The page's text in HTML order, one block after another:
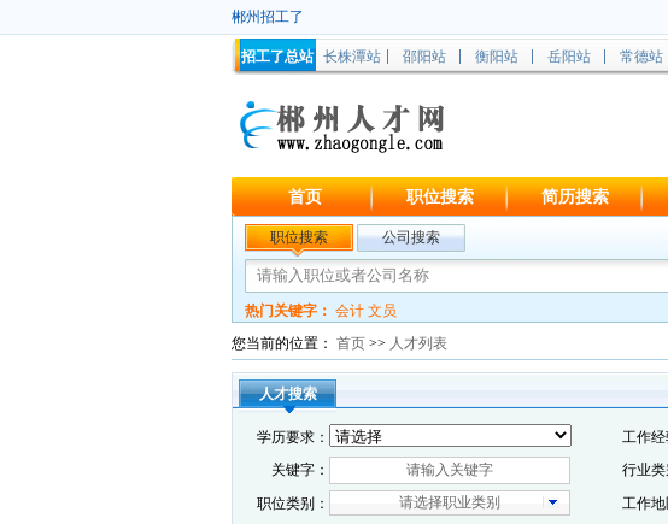
郴州招工了
招工了总站 长株潭站 邵阳站 衡阳站 岳阳站 常德站
首页 职位搜索 简历搜索
职位搜索 公司搜索
热门关键字： 会计 文员
您当前的位置： 首页 >> 人才列表
人才搜索
学历要求：
工作经
关键字：
行业类
职位类别： 请选择职业类别
工作地